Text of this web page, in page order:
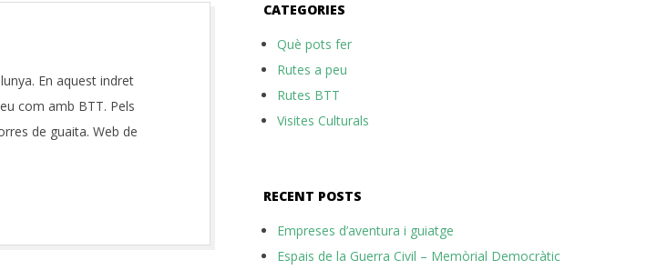
En aquest indret
com amb BTT. Pels
de guaita. Web de
CATEGORIES
Què pots fer
Rutes a peu
Rutes BTT
Visites Culturals
RECENT POSTS
Empreses d’aventura i guiatge
Espais de la Guerra Civil – Memòrial Democràtic